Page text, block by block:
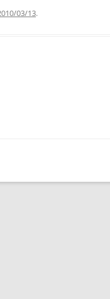
03/13.